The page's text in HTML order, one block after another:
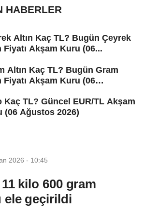
HABERLER
Altın Kaç TL? Bugün Çeyrek
Fiyatı Akşam Kuru (06...
Altın Kaç TL? Bugün Gram
Fiyatı Akşam Kuru (06
Kaç TL? Güncel EUR/TL Akşam
(06 Ağustos 2026)
2026 - 10:45
kilo 600 gram
geçirildi